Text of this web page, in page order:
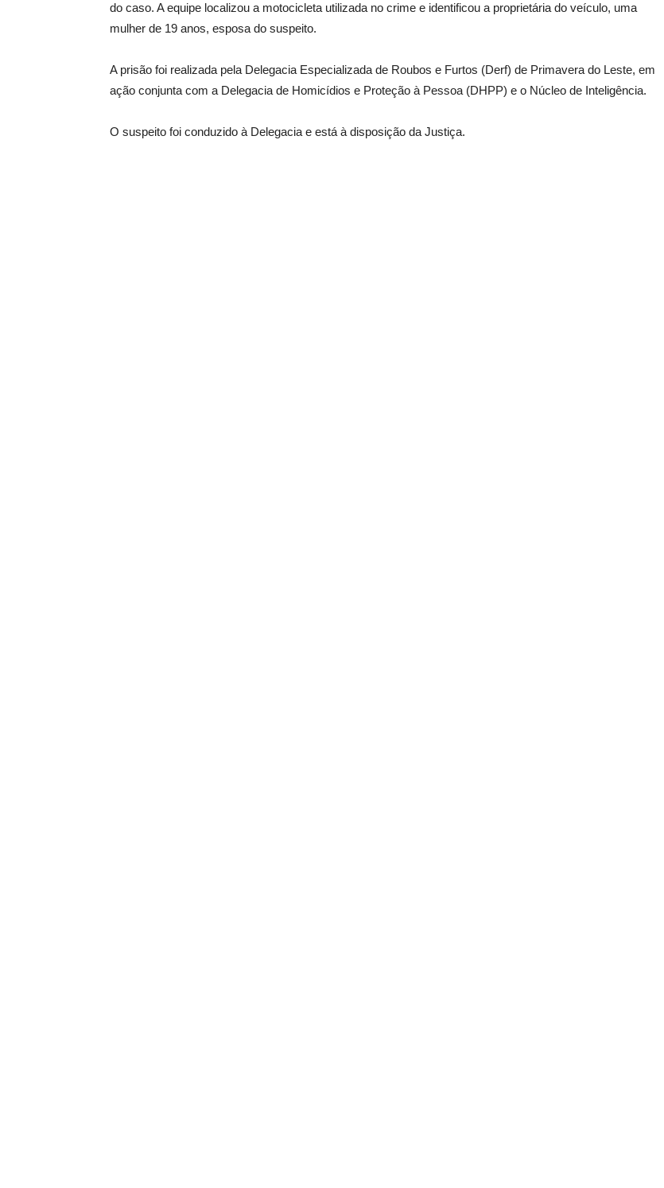
do caso. A equipe localizou a motocicleta utilizada no crime e identificou a proprietária do veículo, uma
mulher de 19 anos, esposa do suspeito.
A prisão foi realizada pela Delegacia Especializada de Roubos e Furtos (Derf) de Primavera do Leste, em
ação conjunta com a Delegacia de Homicídios e Proteção à Pessoa (DHPP) e o Núcleo de Inteligência.
O suspeito foi conduzido à Delegacia e está à disposição da Justiça.